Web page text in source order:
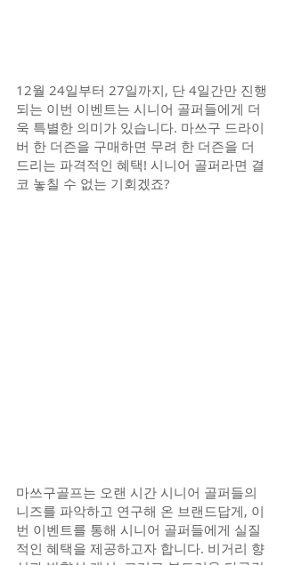
12월 24일부터 27일까지, 단 4일간만 진행
되는 이번 이벤트는 시니어 골퍼들에게 더
욱 특별한 의미가 있습니다. 마쓰구 드라이
버 한 더즌을 구매하면 무려 한 더즌을 더
드리는 파격적인 혜택! 시니어 골퍼라면 결
코 놓칠 수 없는 기회겠죠?
마쓰구골프는 오랜 시간 시니어 골퍼들의
니즈를 파악하고 연구해 온 브랜드답게, 이
번 이벤트를 통해 시니어 골퍼들에게 실질
적인 혜택을 제공하고자 합니다. 비거리 향